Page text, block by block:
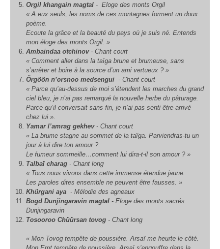
Orgil khangain magtal - Eloge des monts Orgil
« A eux seuls, les noms de ces montagnes forment un doux
poème.
Ecoute la grâce et la beauté du pays où je suis né. Entends
mon éloge des monts Orgil. »
Ambaindaa otchinov- Chant court
« Comment aller dans la taïga brune et brumeuse, sans
s’arrêter et boire à la source d’un ami vertueux ? »
Örgöön n’orsnoo medsengui - Chant court
« Parce qu’au-dessus de moi s’étendent les marches du grand
ciel bleu, je n’ai pas remarqué la nouvelle herbe du pâturage.
Parce qu’il conversait sans fin, je n’ai pas senti être arrivé
chez lui ».
Yamar l’amrag gekhev- Chant court
« La brume stagne au sommet de la taïga. Parviendras-tu un
jour à lui dire ton amour ?
Le fumeur sommeille…comment lui dira-t-il son amour ? »
Talbaï charag - Chant long
« Tous nous vivons dans cette immense étendue jaune.
Les paroles dites ensemble ne peuvent être fausses. »
Khürgani aya - Mélodie des agneaux
Bogd Dunjingaravin magtal - Eloge des monts sacrés
Dunjingaravin
Tosooroo Chüürsan tovog - Chant long
« Mon Tovog tempête de poussière. Arsaï me heurte le côté.